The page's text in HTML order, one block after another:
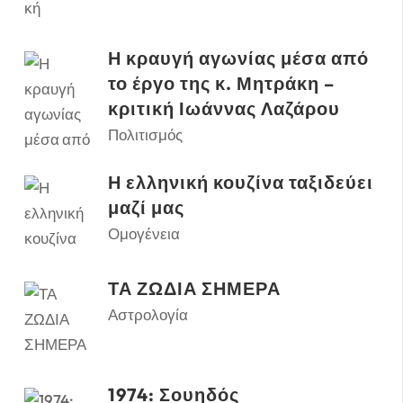
Η κραυγή αγωνίας μέσα από
το έργο της κ. Μητράκη –
κριτική Ιωάννας Λαζάρου
Πολιτισμός
Η ελληνική κουζίνα ταξιδεύει
μαζί μας
Ομογένεια
ΤΑ ΖΩΔΙΑ ΣΗΜΕΡΑ
Αστρολογία
1974: Σουηδός